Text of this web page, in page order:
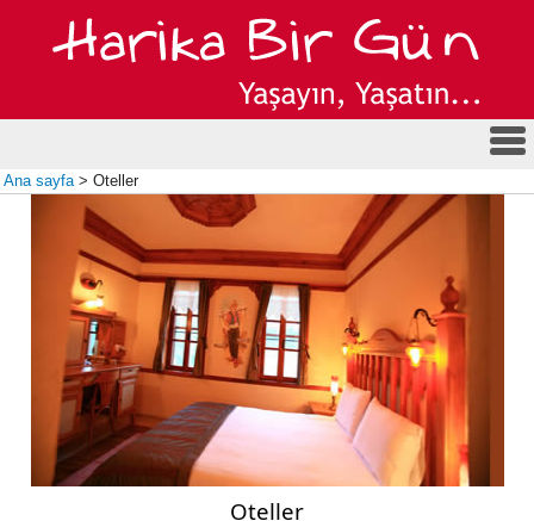
Ana sayfa> Oteller
Oteller